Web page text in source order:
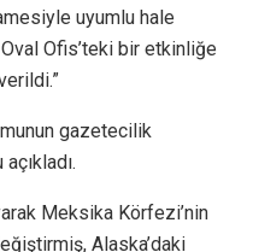
uyumlu hale
Ofis’teki bir etkinliğe
gazetecilik
Meksika Körfezi’nin
Alaska’daki